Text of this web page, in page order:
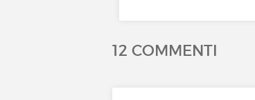
12 COMMENTI